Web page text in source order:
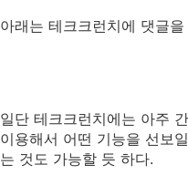
아래는 테크크런치에 댓글
일단 테크크런치에는 아주
이용해서 어떤 기능을 선보
는 것도 가능할 듯 하다.